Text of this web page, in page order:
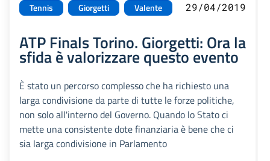
Tennis Giorgetti Valente 29/04/2019
ATP Finals Torino. Giorgetti: Ora la
sfida è valorizzare questo evento
È stato un percorso complesso che ha richiesto una
larga condivisione da parte di tutte le forze politiche,
non solo all'interno del Governo. Quando lo Stato ci
mette una consistente dote finanziaria è bene che ci
sia larga condivisione in Parlamento